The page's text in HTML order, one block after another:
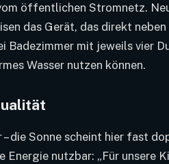
öffentlichen Stromnetz.
das Gerät, das direkt
Badezimmer mit jeweils vier
Wasser nutzen können.
die Sonne scheint hier fast
Energie nutzbar: „Für unsere